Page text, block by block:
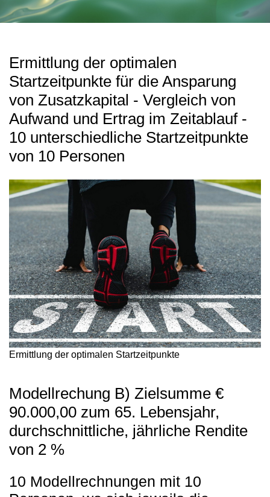
Ermittlung der optimalen
Startzeitpunkte für die Ansparung
von Zusatzkapital - Vergleich von
Aufwand und Ertrag im Zeitablauf -
10 unterschiedliche Startzeitpunkte
von 10 Personen
Ermittlung der optimalen Startzeitpunkte
Modellrechung B) Zielsumme €
90.000,00 zum 65. Lebensjahr,
durchschnittliche, jährliche Rendite
von 2 %
10 Modellrechnungen mit 10